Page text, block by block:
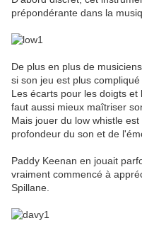
prépondérante dans la
De plus en plus de
si son jeu est plus
Les écarts pour les doigts
faut aussi mieux maîtriser
Mais jouer du low whistle
profondeur du son et de
Paddy Keenan en jouait
vraiment commencé à
Spillane.